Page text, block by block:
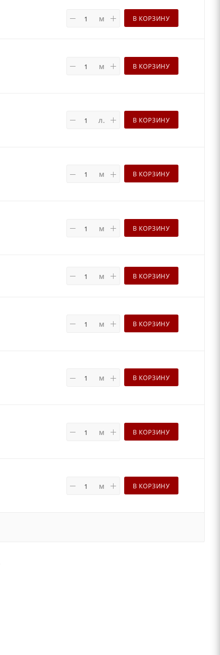
м В КОРЗИНУ
м В КОРЗИНУ
л. В КОРЗИНУ
м В КОРЗИНУ
м В КОРЗИНУ
м В КОРЗИНУ
м В КОРЗИНУ
м В КОРЗИНУ
м В КОРЗИНУ
м В КОРЗИНУ